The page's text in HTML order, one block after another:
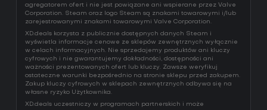
agregatorem ofert i nie jest powiązane ani wspierane przez Valve
Corporation. Steam oraz logo Steam są znakami towarowymi i/lub
zarejestrowanymi znakami towarowymi Valve Corporation.
XD.deals korzysta z publicznie dostępnych danych Steam i
wyświetla informacje cenowe ze sklepów zewnętrznych wyłącznie
w celach informacyjnych. Nie sprzedajemy produktów ani kluczy
cyfrowych i nie gwarantujemy dokładności, dostępności ani
ważności prezentowanych ofert lub kluczy. Zawsze weryfikuj
ostateczne warunki bezpośrednio na stronie sklepu przed zakupem.
Zakup kluczy cyfrowych w sklepach zewnętrznych odbywa się na
własne ryzyko Użytkownika.
XD.deals uczestniczy w programach partnerskich i może